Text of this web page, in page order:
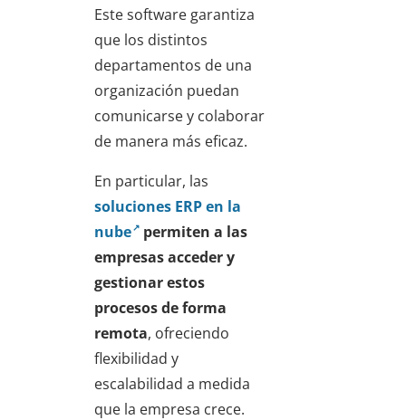
Este software garantiza
que los distintos
departamentos de una
organización puedan
comunicarse y colaborar
de manera más eficaz.
En particular, las
soluciones ERP en la
nube
permiten a las
empresas acceder y
gestionar estos
procesos de forma
remota, ofreciendo
flexibilidad y
escalabilidad a medida
que la empresa crece.